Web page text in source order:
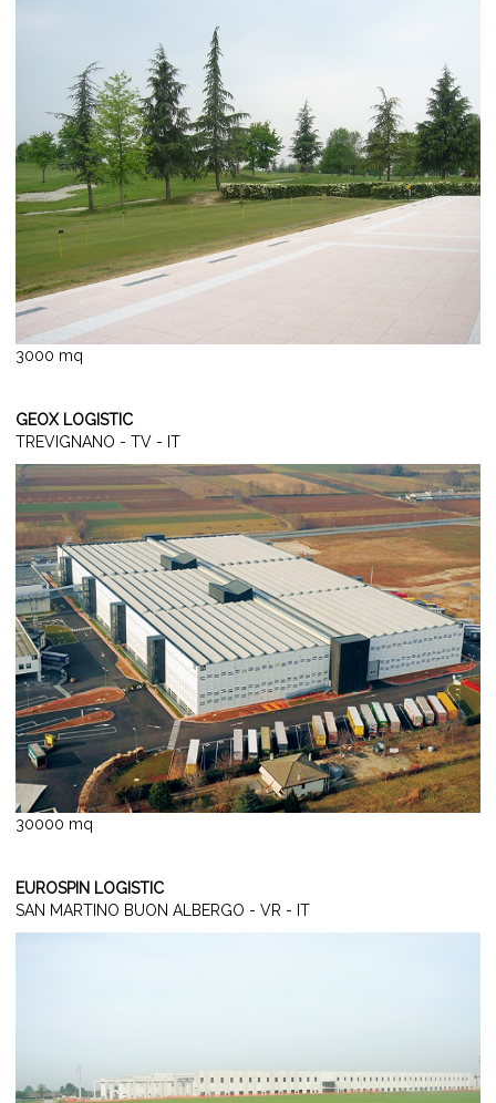
3000 mq
GEOX LOGISTIC
TREVIGNANO - TV - IT
30000 mq
EUROSPIN LOGISTIC
SAN MARTINO BUON ALBERGO - VR - IT